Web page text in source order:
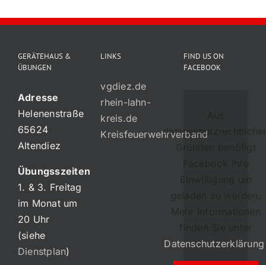
GERÄTEHAUS &
ÜBUNGEN
Adresse
Helenenstraße
65624
Altendiez
Übungsszeiten
1. & 3. Freitag
im Monat um
20 Uhr
(siehe
Dienstplan)
LINKS
vgdiez.de
rhein-lahn-
kreis.de
Kreisfeuerwehrverband
FIND US ON
FACEBOOK
Datenschutzerklärung